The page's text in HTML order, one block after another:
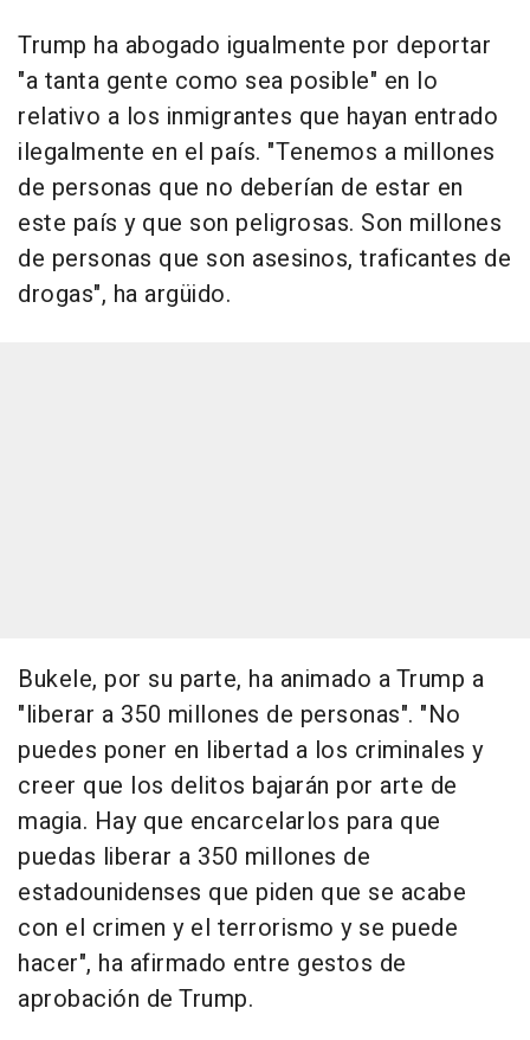
Trump ha abogado igualmente por deportar
"a tanta gente como sea posible" en lo
relativo a los inmigrantes que hayan entrado
ilegalmente en el país. "Tenemos a millones
de personas que no deberían de estar en
este país y que son peligrosas. Son millones
de personas que son asesinos, traficantes de
drogas", ha argüido.
Bukele, por su parte, ha animado a Trump a
"liberar a 350 millones de personas". "No
puedes poner en libertad a los criminales y
creer que los delitos bajarán por arte de
magia. Hay que encarcelarlos para que
puedas liberar a 350 millones de
estadounidenses que piden que se acabe
con el crimen y el terrorismo y se puede
hacer", ha afirmado entre gestos de
aprobación de Trump.